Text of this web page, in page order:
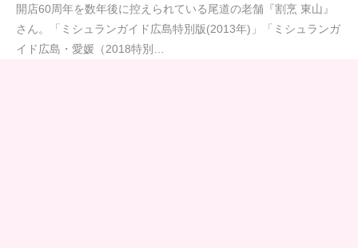
開店60周年を数年後に控えられている尾道の老舗『割烹 東山』
さん。「ミシュランガイド広島特別版(2013年)」「ミシュランガ
イド広島・愛媛（2018特別…